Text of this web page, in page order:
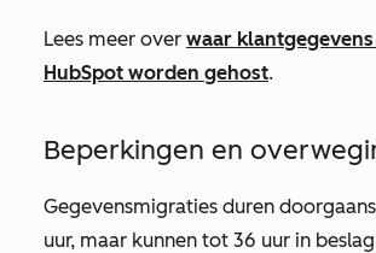
Lees meer over waar
HubSpot worden gehost.
Beperkingen en
Gegevensmigraties duren
uur, maar kunnen tot 36 uur in